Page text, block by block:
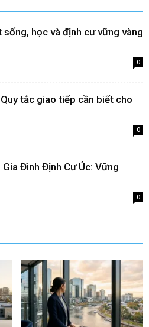
học và định cư vững vàng
0
tắc giao tiếp cần biết cho
0
Đình Định Cư Úc: Vững
0